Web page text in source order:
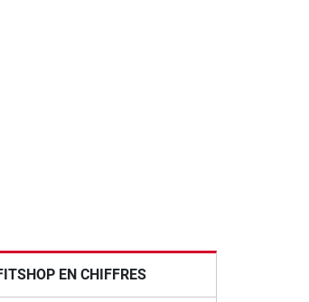
EN CHIFFRES